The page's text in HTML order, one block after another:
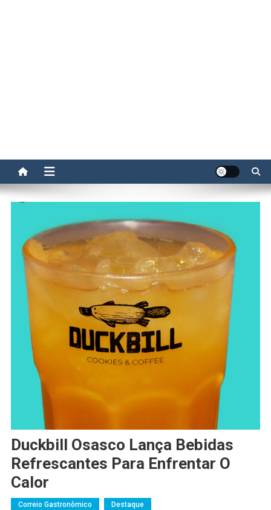
Duckbill Osasco Lança Bebidas
Refrescantes Para Enfrentar O
Calor
Correio Gastronômico Destaque